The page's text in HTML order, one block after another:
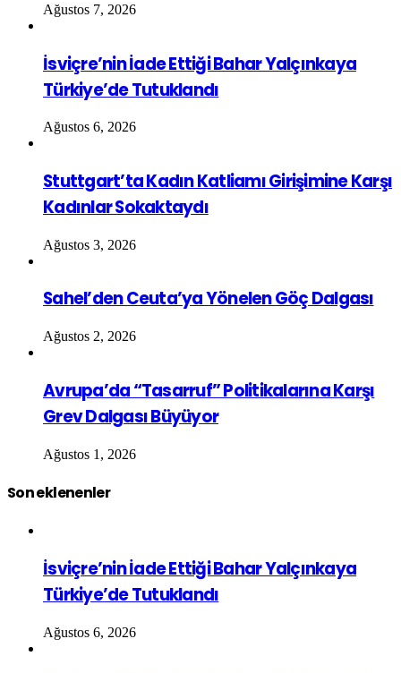
Ağustos 7, 2026
İsviçre’nin İade Ettiği Bahar Yalçınkaya
Türkiye’de Tutuklandı
Ağustos 6, 2026
Stuttgart’ta Kadın Katliamı Girişimine Karşı
Kadınlar Sokaktaydı
Ağustos 3, 2026
Sahel’den Ceuta’ya Yönelen Göç Dalgası
Ağustos 2, 2026
Avrupa’da “Tasarruf” Politikalarına Karşı
Grev Dalgası Büyüyor
Ağustos 1, 2026
Son eklenenler
İsviçre’nin İade Ettiği Bahar Yalçınkaya
Türkiye’de Tutuklandı
Ağustos 6, 2026